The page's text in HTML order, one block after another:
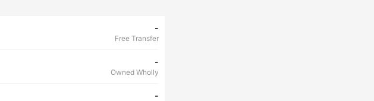
-
Free Transfer
-
Owned Wholly
-